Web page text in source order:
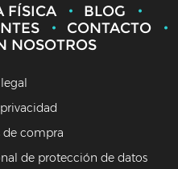
FÍSICA
BLOG
CONTACTO
NOSOTROS
de compra
de protección de datos